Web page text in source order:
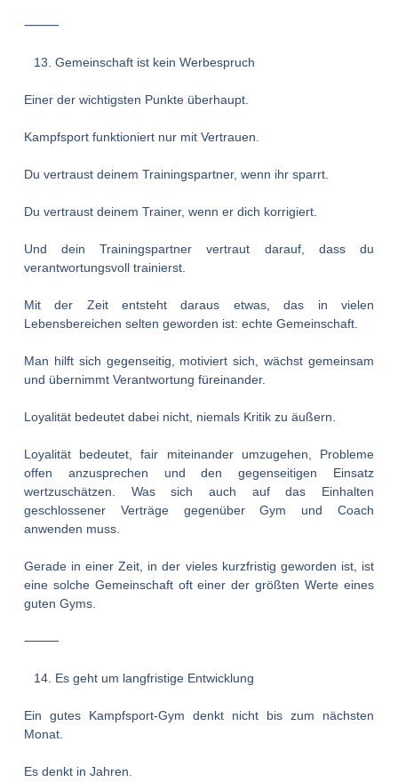
⸻
Gemeinschaft ist kein Werbespruch
Einer der wichtigsten Punkte überhaupt.
Kampfsport funktioniert nur mit Vertrauen.
Du vertraust deinem Trainingspartner, wenn ihr sparrt.
Du vertraust deinem Trainer, wenn er dich korrigiert.
Und dein Trainingspartner vertraut darauf, dass du
verantwortungsvoll trainierst.
Mit der Zeit entsteht daraus etwas, das in vielen
Lebensbereichen selten geworden ist: echte Gemeinschaft.
Man hilft sich gegenseitig, motiviert sich, wächst gemeinsam
und übernimmt Verantwortung füreinander.
Loyalität bedeutet dabei nicht, niemals Kritik zu äußern.
Loyalität bedeutet, fair miteinander umzugehen, Probleme
offen anzusprechen und den gegenseitigen Einsatz
wertzuschätzen. Was sich auch auf das Einhalten
geschlossener Verträge gegenüber Gym und Coach
anwenden muss.
Gerade in einer Zeit, in der vieles kurzfristig geworden ist, ist
eine solche Gemeinschaft oft einer der größten Werte eines
guten Gyms.
⸻
Es geht um langfristige Entwicklung
Ein gutes Kampfsport-Gym denkt nicht bis zum nächsten
Monat.
Es denkt in Jahren.